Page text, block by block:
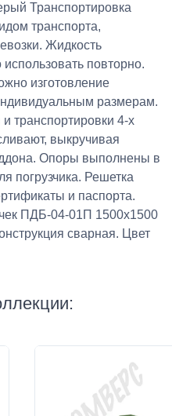
Транспортировка
транспорта,
Жидкость
повторно.
изготовление
размерам.
транспортировки 4-х
выкручивая
Опоры выполнены в
погрузчика. Решетка
и паспорта.
ПДБ-04-01П 1500х1500
сварная. Цвет